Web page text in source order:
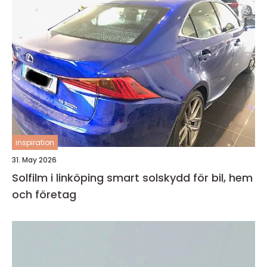
inspiration
31. May 2026
Solfilm i linköping smart solskydd för bil, hem
och företag